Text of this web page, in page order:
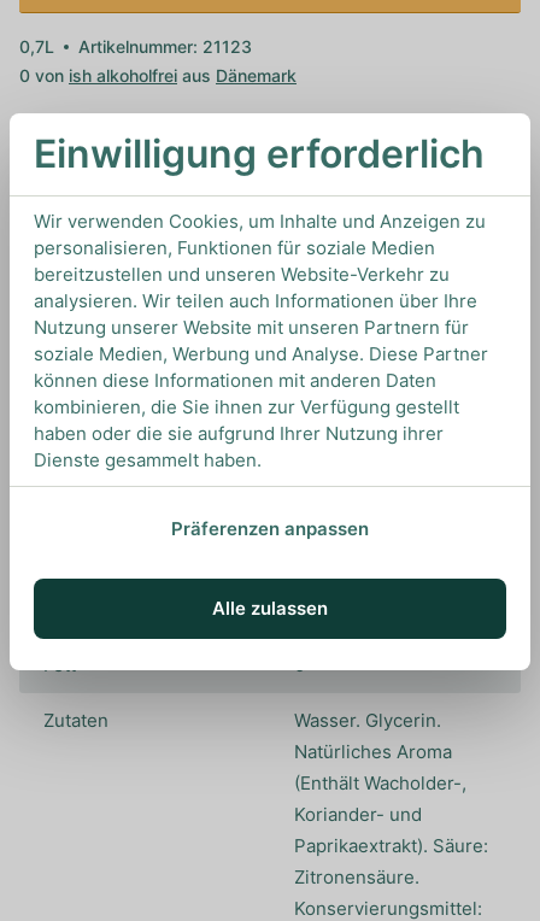
0,7L
Artikelnummer: 21123
0 von ish alkoholfrei aus Dänemark
Spezifikationen
Marke ish alkoholfrei
Kohlenhydrate 0.6
Kohlenhydrate, davon
Zucker
0.6
Dänemark
Fett 0
Zutaten
Wasser. Glycerin.
Natürliches Aroma
(Enthält Wacholder-,
Koriander- und
Paprikaextrakt). Säure:
Zitronensäure.
Konservierungsmittel:
Einwilligung erforderlich
Wir verwenden Cookies, um Inhalte und Anzeigen zu
personalisieren, Funktionen für soziale Medien
bereitzustellen und unseren Website-Verkehr zu
analysieren. Wir teilen auch Informationen über Ihre
Nutzung unserer Website mit unseren Partnern für
soziale Medien, Werbung und Analyse. Diese Partner
können diese Informationen mit anderen Daten
kombinieren, die Sie ihnen zur Verfügung gestellt
haben oder die sie aufgrund Ihrer Nutzung ihrer
Dienste gesammelt haben.
Präferenzen anpassen
Alle zulassen